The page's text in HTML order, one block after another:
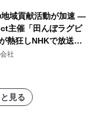
域貢献活動が加速 ―
主催「田んぼラグビ
熱狂しNHKで放送さ
社
見る